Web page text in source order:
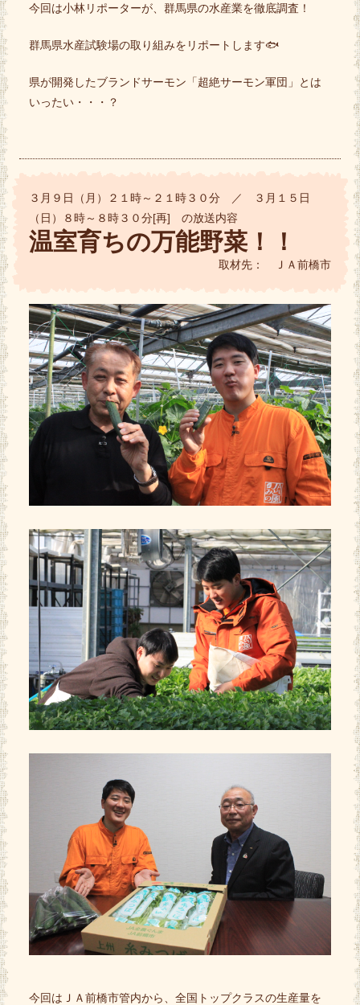
今回は小林リポーターが、群馬県の水産業を徹底調査！
群馬県水産試験場の取り組みをリポートします🐟
県が開発したブランドサーモン「超絶サーモン軍団」とは
いったい・・・？
３月９日（月）２１時～２１時３０分 ／ ３月１５日
（日）８時～８時３０分[再] の放送内容
温室育ちの万能野菜！！
取材先： ＪＡ前橋市
今回はＪＡ前橋市管内から、全国トップクラスの生産量を